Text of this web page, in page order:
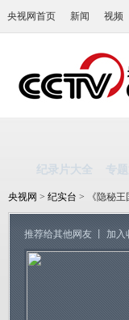
央视网首页 新闻 视频
纪录片大全 专
央视网 > 纪实台 > 《隐秘王
推荐给其他网友 加入